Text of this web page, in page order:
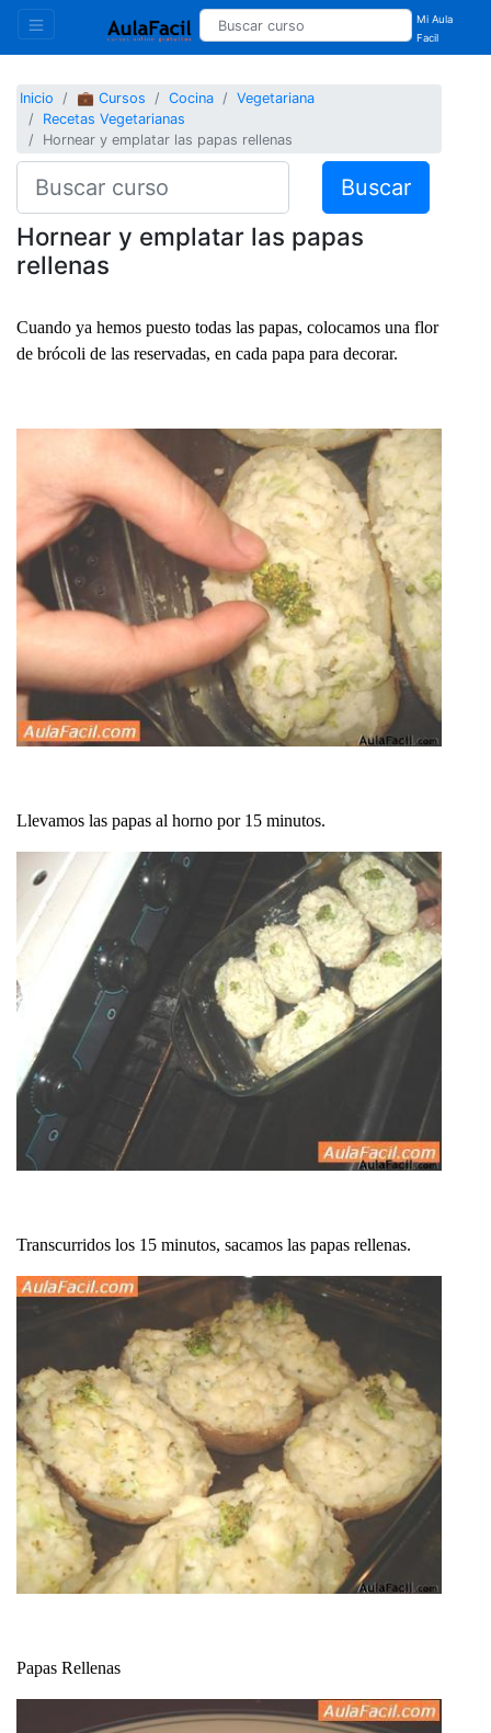
Mi Aula
Facil
Inicio 💼 Cursos Cocina
Vegetariana
Recetas Vegetarianas
Hornear y emplatar las papas rellenas
Buscar
Hornear y emplatar las papas
rellenas
Cuando ya hemos puesto todas las papas, colocamos una flor
de brócoli de las reservadas, en cada papa para decorar.
Llevamos las papas al horno por 15 minutos.
Transcurridos los 15 minutos, sacamos las papas rellenas.
Papas Rellenas